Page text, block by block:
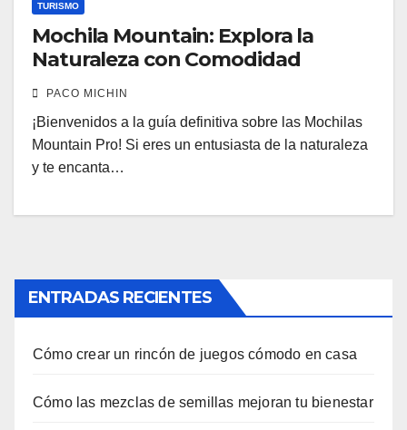
TURISMO
Mochila Mountain: Explora la
Naturaleza con Comodidad
PACO MICHIN
¡Bienvenidos a la guía definitiva sobre las Mochilas
Mountain Pro! Si eres un entusiasta de la naturaleza
y te encanta…
ENTRADAS RECIENTES
Cómo crear un rincón de juegos cómodo en casa
Cómo las mezclas de semillas mejoran tu bienestar